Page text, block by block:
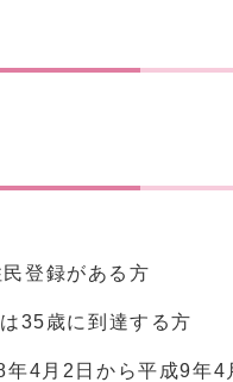
登録がある方
35歳に到達する方
月2日から平成9年4